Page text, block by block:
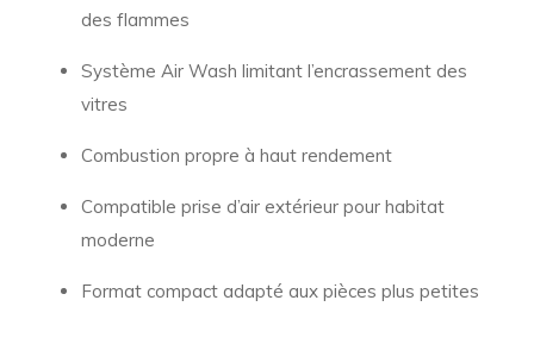
des flammes
Système Air Wash limitant l’encrassement des
vitres
Combustion propre à haut rendement
Compatible prise d’air extérieur pour habitat
moderne
Format compact adapté aux pièces plus petites